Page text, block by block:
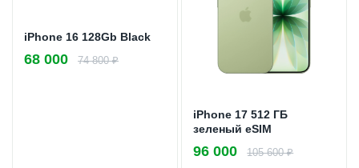
iPhone 16 128Gb Black
68 000 74 800 ₽
iPhone 17 512 ГБ
зеленый eSIM
96 000 105 600 ₽